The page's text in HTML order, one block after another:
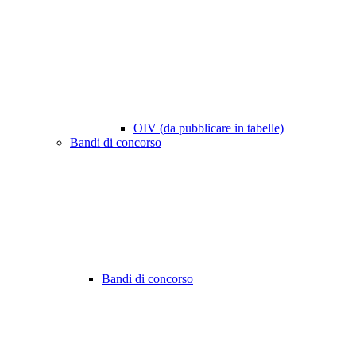
OIV (da pubblicare in tabelle)
Bandi di concorso
Bandi di concorso